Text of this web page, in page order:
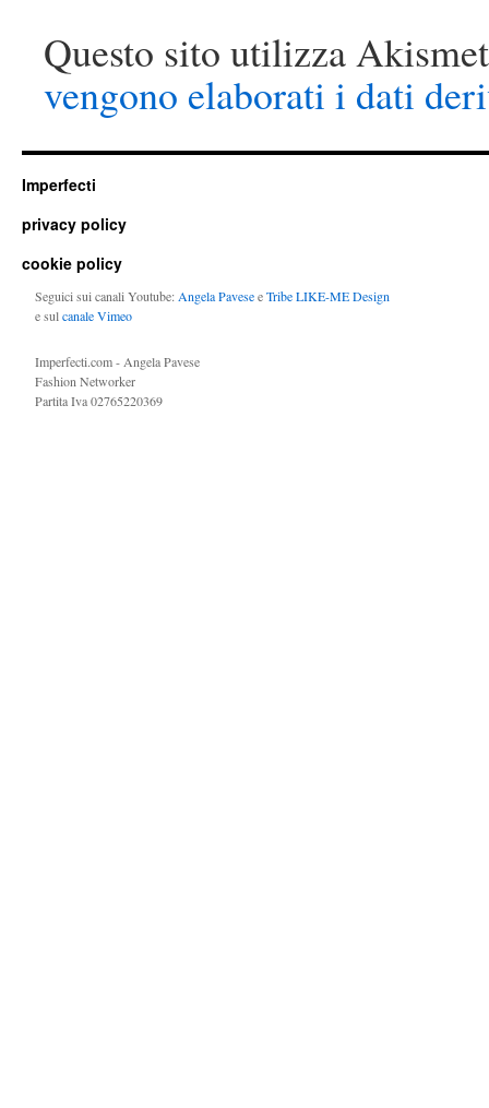
Questo sito utilizza
vengono elaborati i dati
Imperfecti
privacy policy
cookie policy
Seguici sui canali Youtube: Angela PaveseeTribe LIKE-ME Design
e sulcanale Vimeo
Imperfecti.com - Angela Pavese
Fashion Networker
Partita Iva 02765220369